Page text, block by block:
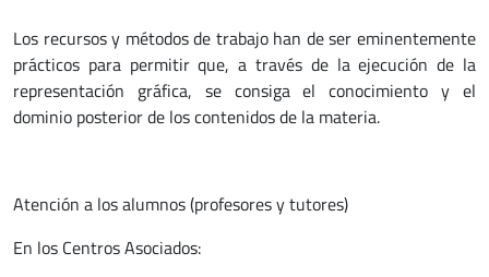
Los recursos y métodos de trabajo han de ser eminentemente
prácticos para permitir que, a través de la ejecución de la
representación gráfica, se consiga el conocimiento y el
dominio posterior de los contenidos de la materia.
Atención a los alumnos (profesores y tutores)
En los Centros Asociados: